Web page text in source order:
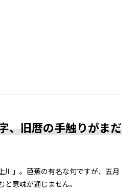
、旧暦の手触りがまだ
川」。芭蕉の有名な句ですが、五月
意味が通じません。